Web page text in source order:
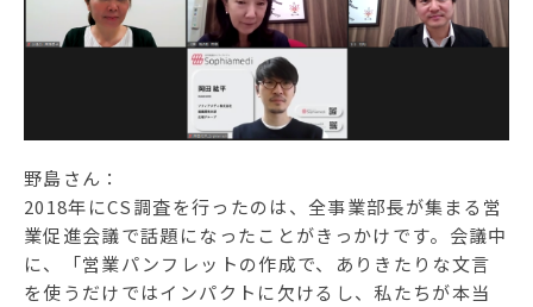
野島さん：
2018年にCS調査を行ったのは、全事業部長が集まる営
業促進会議で話題になったことがきっかけです。会議中
に、「営業パンフレットの作成で、ありきたりな文言
を使うだけではインパクトに欠けるし、私たちが本当